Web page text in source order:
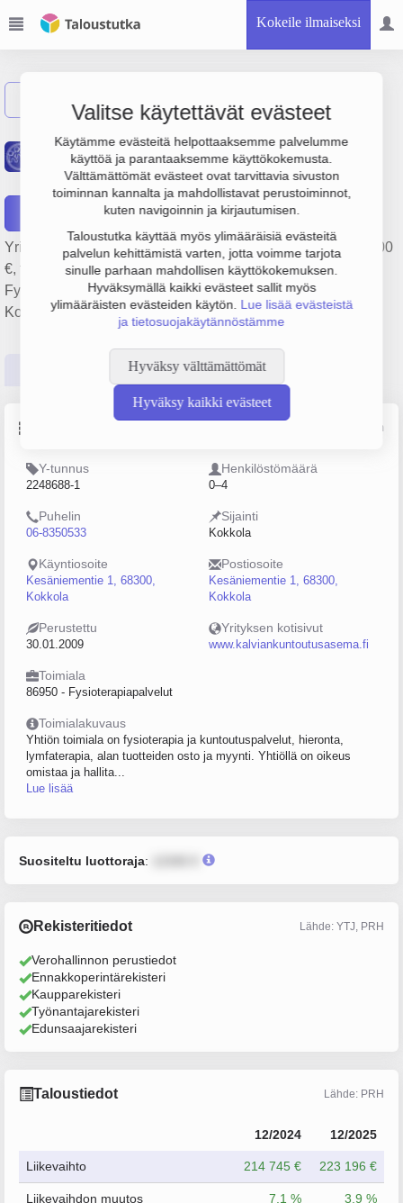
Kokeile ilmaiseksi
Valitse käytettävät evästeet
Käytämme evästeitä helpottaaksemme palvelumme
käyttöä ja parantaaksemme käyttökokemusta.
Välttämättömät evästeet ovat tarvittavia sivuston
toiminnan kannalta ja mahdollistavat perustoiminnot,
kuten navigoinnin ja kirjautumisen.
Taloustutka käyttää myös ylimääräisiä evästeitä
palvelun kehittämistä varten, jotta voimme tarjota
sinulle parhaan mahdollisen käyttökokemuksen.
Hyväksymällä kaikki evästeet sallit myös
ylimääräisten evästeiden käytön. Lue lisää evästeistä
ja tietosuojakäytännöstämme
Hyväksy välttämättömät
Hyväksy kaikki evästeet
Kälviän Kuntoutusasema
Oy
Yrityksen Kälviän Kuntoutusasema Oy liikevaihto on 223 000
€, tulos 6 000 € ja henkilöstömäärä 3. Sen päätoimiala on
Fysioterapiapalvelut, perustamisvuosi 2009 ja sijainti
Kokkola. Yrityksen yhtiömuoto Osakeyhtiö (OY).
Tilinpäätösluvut Päättäjätiedot
Lähde: YTJ, PRH, Traficom
Y-tunnus
2248688-1
Henkilöstömäärä
0–4
Puhelin
06-8350533
Sijainti
Kokkola
Käyntiosoite
Kesäniementie 1, 68300,
Kokkola
Postiosoite
Kesäniementie 1, 68300,
Kokkola
Perustettu
30.01.2009
Yrityksen kotisivut
www.kalviankuntoutusasema.fi
Toimiala
86950 - Fysioterapiapalvelut
Toimialakuvaus
Yhtiön toimiala on fysioterapia ja kuntoutuspalvelut, hieronta,
lymfaterapia, alan tuotteiden osto ja myynti. Yhtiöllä on oikeus
omistaa ja hallita...
Lue lisää
Suositeltu luottoraja:
Rekisteritiedot Lähde: YTJ, PRH
Verohallinnon perustiedot
Ennakkoperintärekisteri
Kaupparekisteri
Työnantajarekisteri
Edunsaajarekisteri
Taloustiedot Lähde: PRH
12/2024 12/2025
Liikevaihto 214 745 € 223 196 €
Liikevaihdon muutos 7.1 % 3.9 %